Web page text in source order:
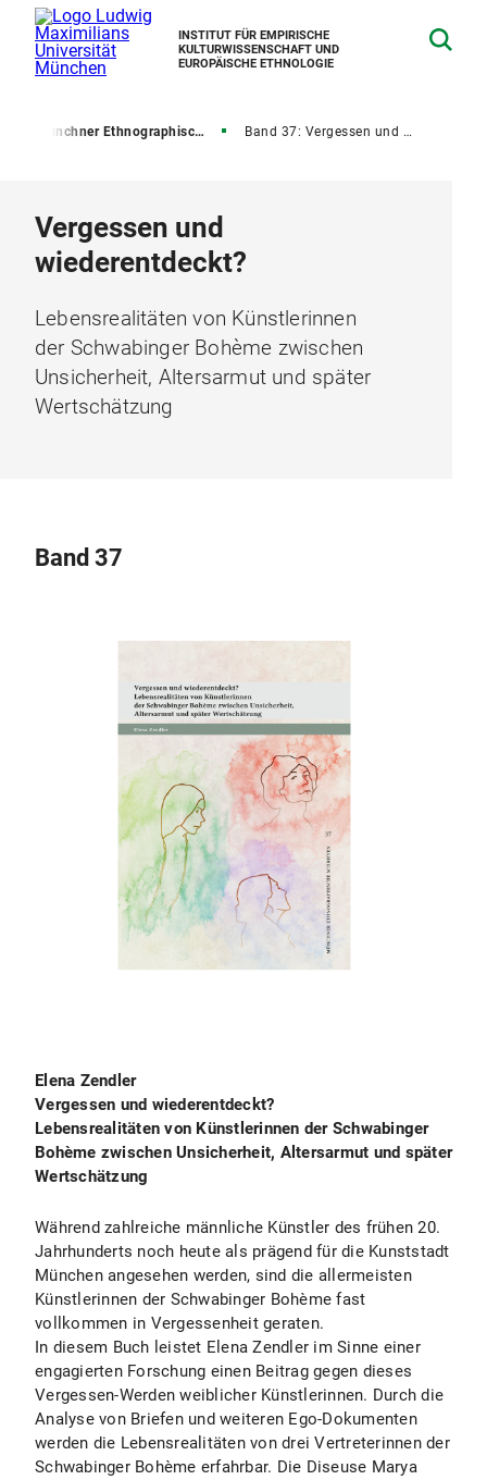
INSTITUT FÜR EMPIRISCHE
KULTURWISSENSCHAFT UND
EUROPÄISCHE ETHNOLOGIE
Münchner Ethnographische Schriften Band 37: Vergessen und wiederentdeckt?
Vergessen und
wiederentdeckt?
Lebensrealitäten von Künstlerinnen
der Schwabinger Bohème zwischen
Unsicherheit, Altersarmut und später
Wertschätzung
Band 37
Elena Zendler
Vergessen und wiederentdeckt?
Lebensrealitäten von Künstlerinnen der Schwabinger
Bohème zwischen Unsicherheit, Altersarmut und später
Wertschätzung
Während zahlreiche männliche Künstler des frühen 20.
Jahrhunderts noch heute als prägend für die Kunststadt
München angesehen werden, sind die allermeisten
Künstlerinnen der Schwabinger Bohème fast
vollkommen in Vergessenheit geraten.
In diesem Buch leistet Elena Zendler im Sinne einer
engagierten Forschung einen Beitrag gegen dieses
Vergessen-Werden weiblicher Künstlerinnen. Durch die
Analyse von Briefen und weiteren Ego-Dokumenten
werden die Lebensrealitäten von drei Vertreterinnen der
Schwabinger Bohème erfahrbar. Die Diseuse Marya